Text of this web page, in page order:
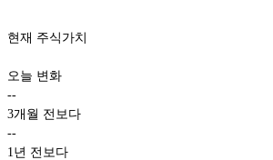
현재 주식가치
오늘 변화
--
3개월 전보다
--
1년 전보다